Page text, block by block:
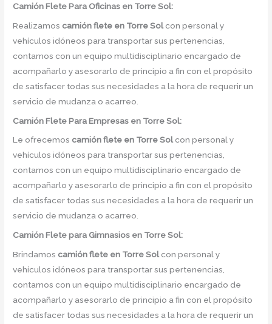
CamiónFlete Para Oficinas en Torre Sol:
Realizamos camión flete en Torre Sol con personal y
vehículos idóneos para transportar sus pertenencias,
contamos con un equipo multidisciplinario encargado de
acompañarlo y asesorarlo de principio a fin con el propósito
de satisfacer todas sus necesidades a la hora de requerir un
servicio de mudanza o acarreo.
CamiónFlete Para Empresas en Torre Sol:
Le ofrecemos camión flete en Torre Solcon personal y
vehículos idóneos para transportar sus pertenencias,
contamos con un equipo multidisciplinario encargado de
acompañarlo y asesorarlo de principio a fin con el propósito
de satisfacer todas sus necesidades a la hora de requerir un
servicio de mudanza o acarreo.
CamiónFlete para Gimnasios en Torre Sol:
Brindamos camión flete en Torre Sol con personal y
vehículos idóneos para transportar sus pertenencias,
contamos con un equipo multidisciplinario encargado de
acompañarlo y asesorarlo de principio a fin con el propósito
de satisfacer todas sus necesidades a la hora de requerir un